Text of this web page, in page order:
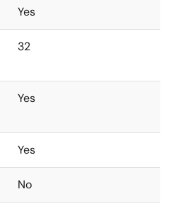
Yes
32
Yes
Yes
No